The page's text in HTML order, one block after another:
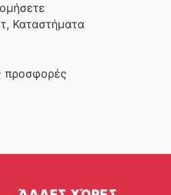
Καταστήματα
προσφορές